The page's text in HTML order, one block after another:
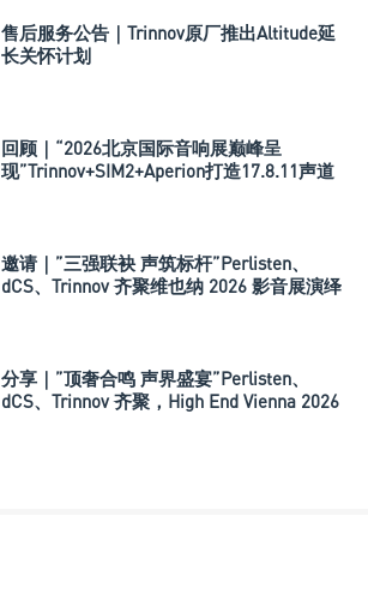
售后服务公告｜Trinnov原厂推出Altitude延
长关怀计划
回顾｜“2026北京国际音响展巅峰呈
现”Trinnov+SIM2+Aperion打造17.8.11声道
邀请｜”三强联袂 声筑标杆”Perlisten、
dCS、Trinnov 齐聚维也纳 2026 影音展演绎
分享｜”顶奢合鸣 声界盛宴”Perlisten、
dCS、Trinnov 齐聚，High End Vienna 2026